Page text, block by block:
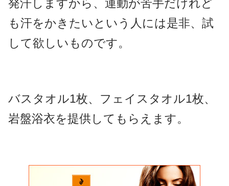
発汗しますから、運動が苦手だけれど
も汗をかきたいという人には是非、試
して欲しいものです。
バスタオル1枚、フェイスタオル1枚、
岩盤浴衣を提供してもらえます。